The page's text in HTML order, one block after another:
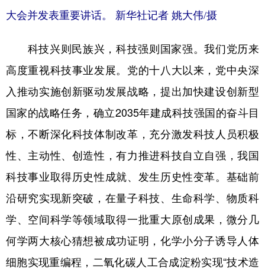
Русский язык 日本語 한국어
Deutsch Português
大会并发表重要讲话。 新华社记者 姚大伟/摄
科技兴则民族兴，科技强则国家强。我们党历来
高度重视科技事业发展。党的十八大以来，党中央深
入推动实施创新驱动发展战略，提出加快建设创新型
国家的战略任务，确立2035年建成科技强国的奋斗目
标，不断深化科技体制改革，充分激发科技人员积极
性、主动性、创造性，有力推进科技自立自强，我国
科技事业取得历史性成就、发生历史性变革。基础前
沿研究实现新突破，在量子科技、生命科学、物质科
学、空间科学等领域取得一批重大原创成果，微分几
何学两大核心猜想被成功证明，化学小分子诱导人体
细胞实现重编程，二氧化碳人工合成淀粉实现“技术造